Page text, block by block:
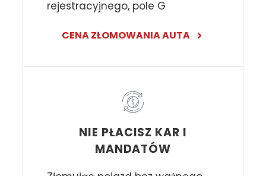
rejestracyjnego, pole G
CENA ZŁOMOWANIA AUTA
NIE PŁACISZ KAR I
MANDATÓW